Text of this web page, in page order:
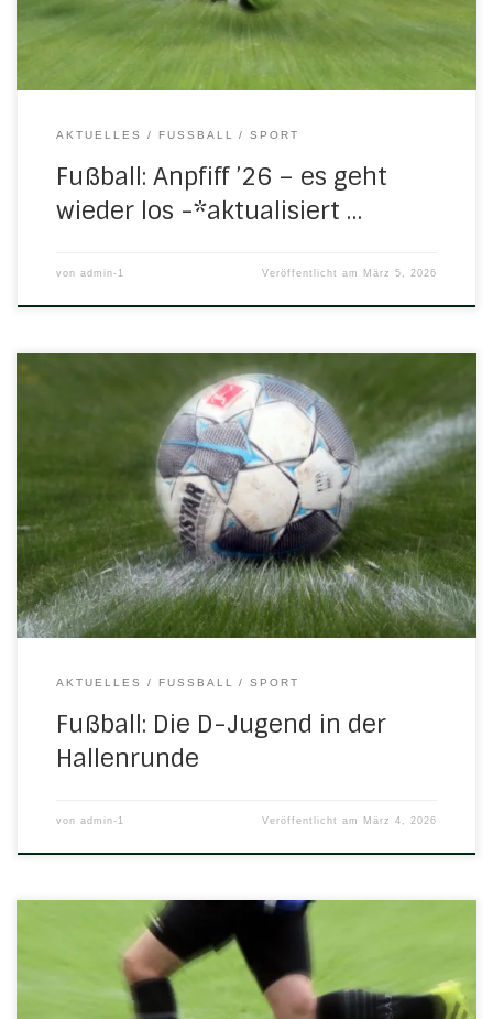
aktuelle Situation: SG […]
AKTUELLES FUSSBALL SPORT
Fußball: Anpfiff ’26 – es geht
wieder los -*aktualisiert …
von admin-1 Veröffentlicht am März 5, 2026
In der Hinrunde der Trostrunde erzielten beide D-Jugend-
Mannschaften der JSG H/N/U ein achtbares Ergebnis. Die
D1 landete mit zwei Punkten Rückstand auf dem 2. Platz,
welcher noch durch tolles Zusammenspiel und
Einsatzbereitschaft in der Rückrunde ausgebaut werden
konnte und schließlich den 1. Platz darstellte. Eine ganz tolle
Mannschaftsleistung! Unsere 2. […]
AKTUELLES FUSSBALL SPORT
Fußball: Die D-Jugend in der
Hallenrunde
von admin-1 Veröffentlicht am März 4, 2026
Juli bis Dezember 2025 von Friedhelm Rimbach Sportlich
ging es schon am 1.7.25 mit dem Trainingsauftakt in Ulfen